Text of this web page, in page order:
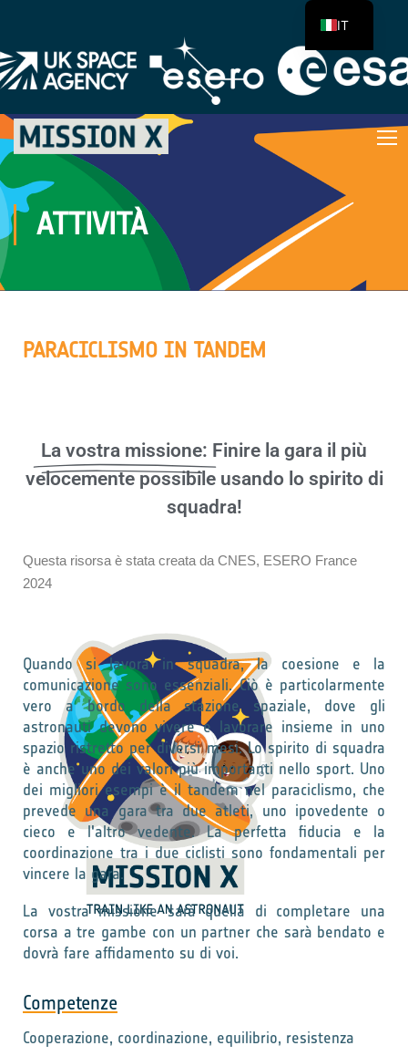
ATTIVITÀ
PARACICLISMO IN TANDEM
La vostra missione: Finire la gara il più
velocemente possibile usando lo spirito di
squadra!
Questa risorsa è stata creata da CNES, ESERO France
2024
Quando si lavora in squadra, la coesione e la
comunicazione sono essenziali. Ciò è particolarmente
vero a bordo della stazione spaziale, dove gli
astronauti devono vivere e lavorare insieme in uno
spazio ristretto per diversi mesi. Lo spirito di squadra
è anche uno dei valori più importanti nello sport. Uno
dei migliori esempi è il tandem nel paraciclismo, che
prevede una gara tra due atleti, uno ipovedente o
cieco e l'altro vedente. La perfetta fiducia e la
coordinazione tra i due ciclisti sono fondamentali per
vincere la gara.
La vostra missione sarà quella di completare una
corsa a tre gambe con un partner che sarà bendato e
dovrà fare affidamento su di voi.
Competenze
Cooperazione, coordinazione, equilibrio, resistenza
IT